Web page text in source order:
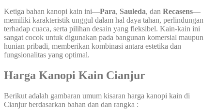
Ketiga bahan kanopi kain ini—Para, Sauleda, dan Recasens—
memiliki karakteristik unggul dalam hal daya tahan, perlindungan
terhadap cuaca, serta pilihan desain yang fleksibel. Kain-kain ini
sangat cocok untuk digunakan pada bangunan komersial maupun
hunian pribadi, memberikan kombinasi antara estetika dan
fungsionalitas yang optimal.
Harga Kanopi Kain Cianjur
Berikut adalah gambaran umum kisaran harga kanopi kain di
Cianjur berdasarkan bahan dan dan rangka :